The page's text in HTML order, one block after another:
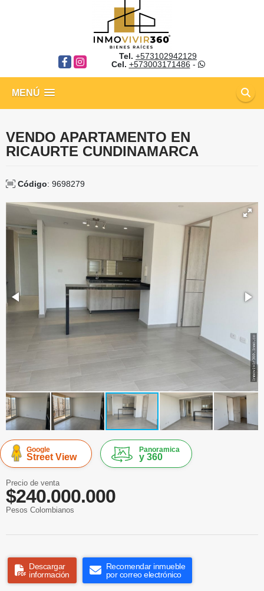
FacebookInstagram
Tel. +573102942129
Cel. +573003171486 -
MENÚ
VENDO APARTAMENTO EN
RICAURTE CUNDINAMARCA
Código: 9698279
Google
Street View
Panoramica
y 360
Precio de venta
$240.000.000
Pesos Colombianos
Descargar
información
Recomendar inmueble
por correo electrónico